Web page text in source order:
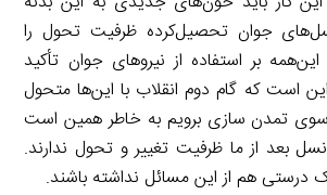
جوان تحصیل‌کرده ظرفیت تحول را
بر استفاده از نیروهای جوان تأکید
است که گام دوم انقلاب با این‌ها متحول
تمدن سازی برویم به خاطر همین است
بعد از ما ظرفیت تغییر و تحول ندارند.
هم از این مسائل نداشته باشند.